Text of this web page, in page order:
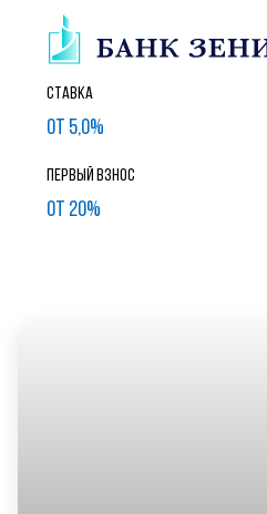
Ставка
от 5,0%
Первый взнос
от 20%